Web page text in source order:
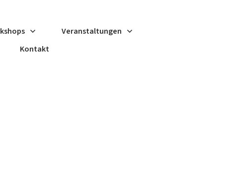
Veranstaltungen
Kontakt